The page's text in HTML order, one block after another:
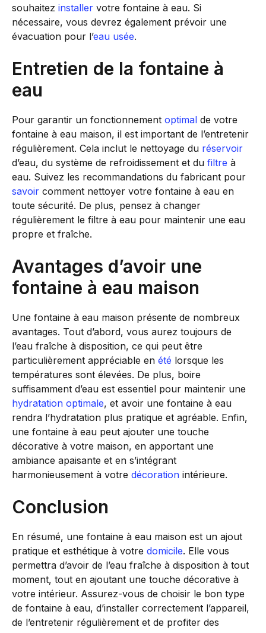
souhaitez installer votre fontaine à eau. Si
nécessaire, vous devrez également prévoir une
évacuation pour l’eau usée.
Entretien de la fontaine à
eau
Pour garantir un fonctionnement optimal de votre
fontaine à eau maison, il est important de l’entretenir
régulièrement. Cela inclut le nettoyage du réservoir
d’eau, du système de refroidissement et du filtre à
eau. Suivez les recommandations du fabricant pour
savoir comment nettoyer votre fontaine à eau en
toute sécurité. De plus, pensez à changer
régulièrement le filtre à eau pour maintenir une eau
propre et fraîche.
Avantages d’avoir une
fontaine à eau maison
Une fontaine à eau maison présente de nombreux
avantages. Tout d’abord, vous aurez toujours de
l’eau fraîche à disposition, ce qui peut être
particulièrement appréciable en été lorsque les
températures sont élevées. De plus, boire
suffisamment d’eau est essentiel pour maintenir une
hydratation optimale, et avoir une fontaine à eau
rendra l’hydratation plus pratique et agréable. Enfin,
une fontaine à eau peut ajouter une touche
décorative à votre maison, en apportant une
ambiance apaisante et en s’intégrant
harmonieusement à votre décoration intérieure.
Conclusion
En résumé, une fontaine à eau maison est un ajout
pratique et esthétique à votre domicile. Elle vous
permettra d’avoir de l’eau fraîche à disposition à tout
moment, tout en ajoutant une touche décorative à
votre intérieur. Assurez-vous de choisir le bon type
de fontaine à eau, d’installer correctement l’appareil,
de l’entretenir régulièrement et de profiter des